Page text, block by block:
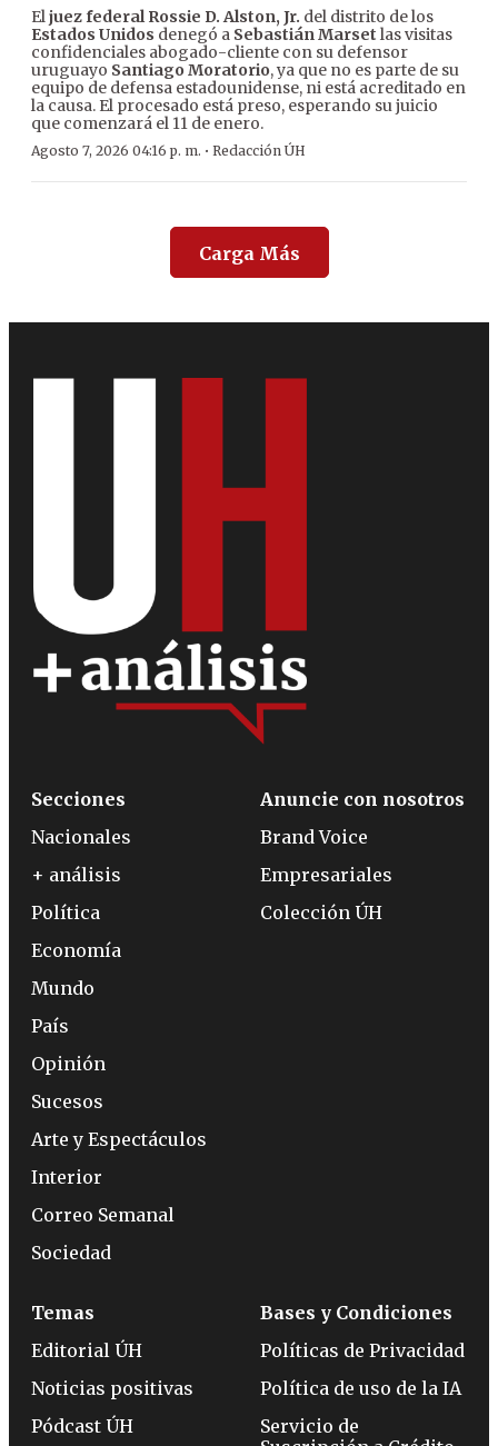
Eljuez federal Rossie D. Alston, Jr. del distrito de los
Estados Unidos denegó a Sebastián Marset las visitas
confidenciales abogado-cliente con su defensor
uruguayo Santiago Moratorio, ya que no es parte de su
equipo de defensa estadounidense, ni está acreditado en
la causa. El procesado está preso, esperando su juicio
que comenzará el 11 de enero.
Agosto 7, 2026 04:16 p. m. · Redacción ÚH
Carga Más
Secciones
Nacionales
+ análisis
Política
Economía
Mundo
País
Opinión
Sucesos
Arte y Espectáculos
Interior
Correo Semanal
Sociedad
Anuncie con nosotros
Brand Voice
Empresariales
Colección ÚH
Temas
Editorial ÚH
Noticias positivas
Pódcast ÚH
Bases y Condiciones
Políticas de Privacidad
Política de uso de la IA
Servicio de